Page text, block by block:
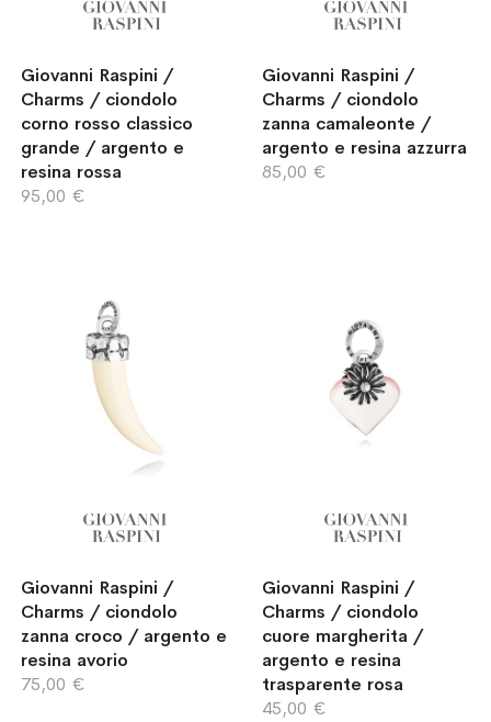
Giovanni Raspini /
Charms / ciondolo
corno rosso classico
grande / argento e
resina rossa
95,00 €
Giovanni Raspini /
Charms / ciondolo
zanna camaleonte /
argento e resina azzurra
85,00 €
Giovanni Raspini /
Charms / ciondolo
zanna croco / argento e
resina avorio
75,00 €
Giovanni Raspini /
Charms / ciondolo
cuore margherita /
argento e resina
trasparente rosa
45,00 €